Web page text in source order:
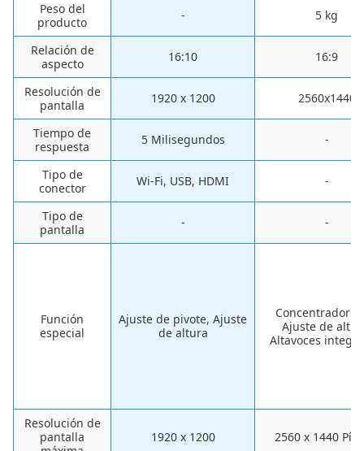
Peso del
producto
- ‎5 kg
Relación de
aspecto
16:10 16:9
Resolución de
pantalla
‎1920 x 1200 ‎2560x1440
Tiempo de
respuesta
‎5 Milisegundos -
Tipo de
conector
‎Wi-Fi, USB, HDMI -
Tipo de
pantalla
- -
Función
especial
Ajuste de pivote, Ajuste
de altura
Concentrador
Ajuste de
Altavoces
Resolución de
pantalla
1920 x 1200 2560 x 1440